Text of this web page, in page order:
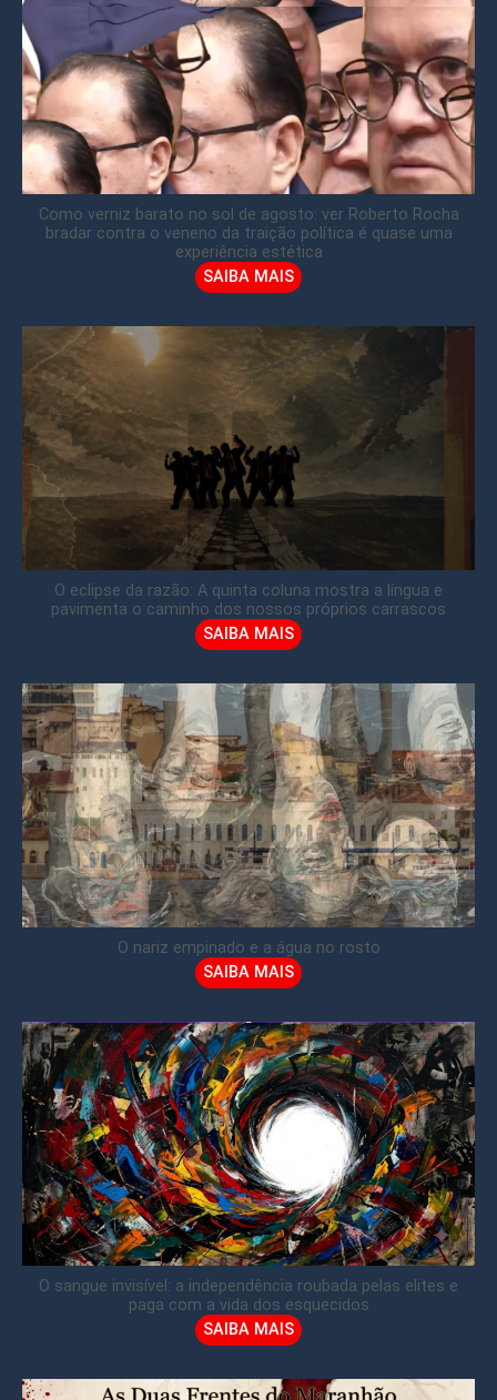
Como verniz barato no sol de agosto: ver Roberto Rocha
bradar contra o veneno da traição política é quase uma
experiência estética
SAIBA MAIS
O eclipse da razão: A quinta coluna mostra a língua e
pavimenta o caminho dos nossos próprios carrascos
SAIBA MAIS
O nariz empinado e a água no rosto
SAIBA MAIS
O sangue invisível: a independência roubada pelas elites e
paga com a vida dos esquecidos
SAIBA MAIS